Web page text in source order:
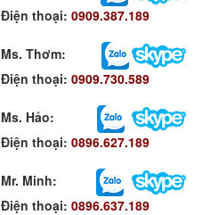
Điện thoại:0909.387.189
Ms. Thơm:
Điện thoại:0909.730.589
Ms. Hảo:
Điện thoại:0896.627.189
Mr. Minh:
Điện thoại:0896.637.189